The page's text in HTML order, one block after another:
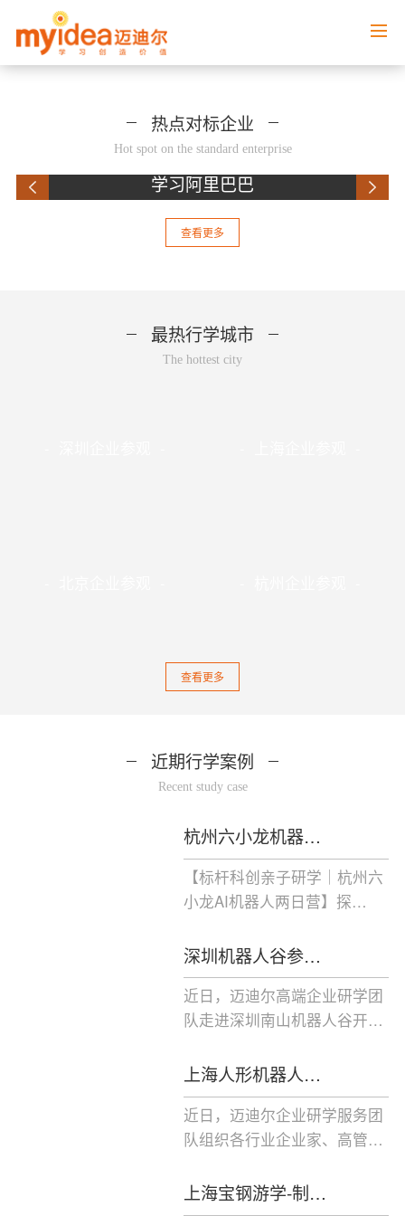
热点对标企业
Hot spot on the standard enterprise
学习阿里巴巴
查看更多
最热行学城市
The hottest city
查看更多
近期行学案例
Recent study case
杭州六小龙机器…
【标杆科创亲子研学｜杭州六
小龙AI机器人两日营】探…
深圳机器人谷参…
近日，迈迪尔高端企业研学团
队走进深圳南山机器人谷开…
上海人形机器人…
近日，迈迪尔企业研学服务团
队组织各行业企业家、高管…
上海宝钢游学-制…